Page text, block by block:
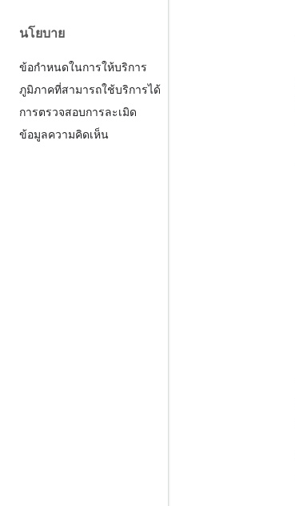
นโยบาย
ข้อกำหนดในการให้บริการ
ภูมิภาคที่สามารถใช้บริการได้
การตรวจสอบการละเมิด
ข้อมูลความคิดเห็น